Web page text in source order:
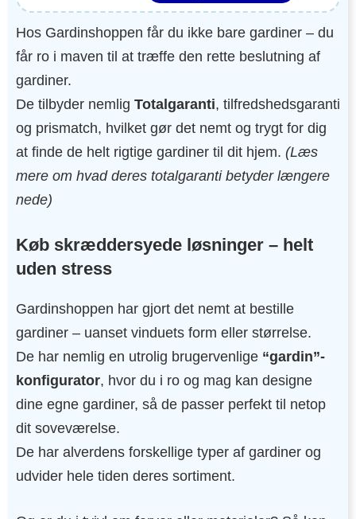
Hos Gardinshoppen får du ikke bare gardiner – du
får ro i maven til at træffe den rette beslutning af
gardiner.
De tilbyder nemlig Totalgaranti, tilfredshedsgaranti
og prismatch, hvilket gør det nemt og trygt for dig
at finde de helt rigtige gardiner til dit hjem. (Læs
mere om hvad deres totalgaranti betyder længere
nede)
Køb skræddersyede løsninger – helt
uden stress
Gardinshoppen har gjort det nemt at bestille
gardiner – uanset vinduets form eller størrelse.
De har nemlig en utrolig brugervenlige “gardin”-
konfigurator, hvor du i ro og mag kan designe
dine egne gardiner, så de passer perfekt til netop
dit soveværelse.
De har alverdens forskellige typer af gardiner og
udvider hele tiden deres sortiment.